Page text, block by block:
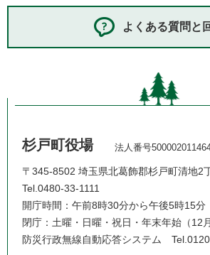
よくある質問と
杉戸町役場 法人番号
〒345-8502 埼玉県北葛飾郡杉戸町清地2
Tel.0480-33-1111
開庁時間：午前8時30分から午後5時15分
閉庁：土曜・日曜・祝日・年末年始（12
防災行政無線自動応答システム